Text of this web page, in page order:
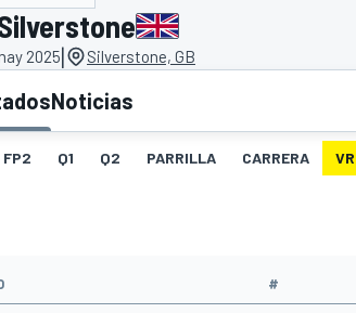
WRC
2025| Silverstone, GB
Noticias
FP2 Q1 Q2 PARRILLA CARRERA VR
#